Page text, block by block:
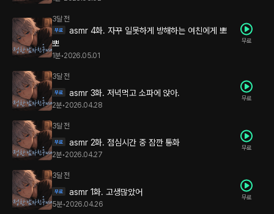
3달 전
asmr 4화. 자꾸 일못하게 방해하는 여친에게 뽀
뽀
1분•2026.05.01
무료
3달 전
asmr 3화. 저녁먹고 소파에 앉아.
2분•2026.04.28
무료
3달 전
asmr 2화. 점심시간 중 잠깐 통화
2분•2026.04.27
무료
3달 전
asmr 1화. 고생많았어
5분•2026.04.26
무료